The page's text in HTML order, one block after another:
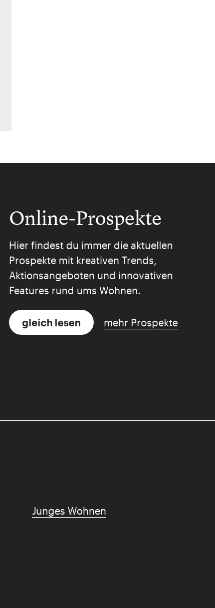
Online-Prospekte
Hier findest du immer die aktuellen
Prospekte mit kreativen Trends,
Aktionsangeboten und innovativen
Features rund ums Wohnen.
gleich lesen mehr Prospekte
Junges Wohnen